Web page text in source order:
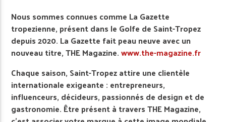
Nous sommes connues comme La Gazette
tropezienne, présent dans le Golfe de Saint-Tropez
depuis 2020. La Gazette fait peau neuve avec un
nouveau titre, THE Magazine.www.the-magazine.fr
Chaque saison, Saint-Tropez attire une clientèle
internationale exigeante : entrepreneurs,
influenceurs, décideurs, passionnés de design et de
gastronomie. Être présent à travers THE Magazine,